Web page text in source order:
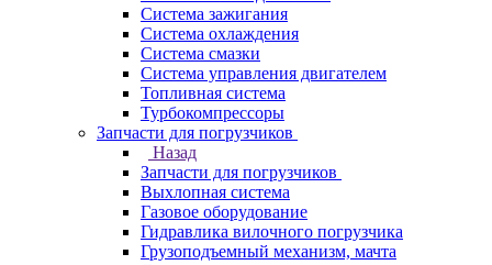
Система зажигания
Система охлаждения
Система смазки
Система управления двигателем
Топливная система
Турбокомпрессоры
Запчасти для погрузчиков
Назад
Запчасти для погрузчиков
Выхлопная система
Газовое оборудование
Гидравлика вилочного погрузчика
Грузоподъемный механизм, мачта